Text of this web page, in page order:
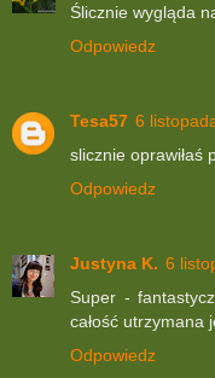
Ślicznie wygląda
Odpowiedz
Tesa57 6
slicznie oprawiłaś
Odpowiedz
Justyna K. 6
Super -
całość utrzymana
Odpowiedz